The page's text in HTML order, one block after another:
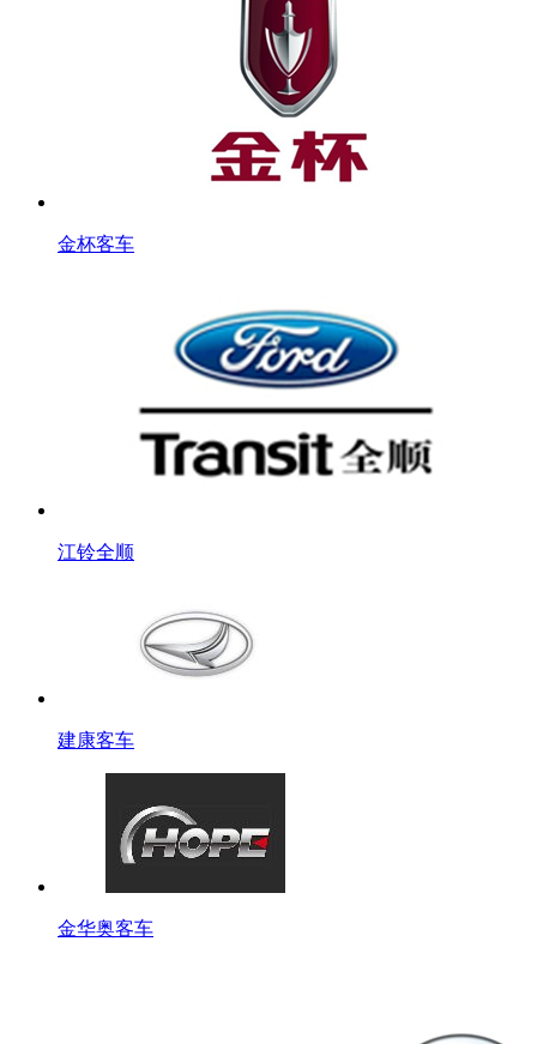
金杯客车
江铃全顺
建康客车
金华奥客车